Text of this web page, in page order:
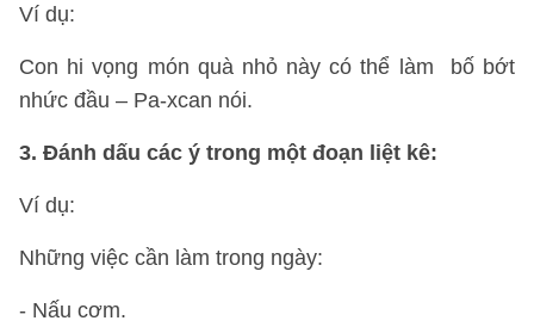
Ví dụ:
Con hi vọng món quà nhỏ này có thể làm bố bớt
nhức đầu – Pa-xcan nói.
3. Đánh dấu các ý trong một đoạn liệt kê:
Ví dụ:
Những việc cần làm trong ngày:
- Nấu cơm.